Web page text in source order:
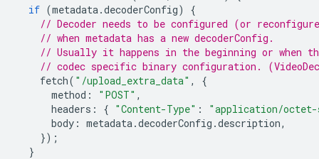
if (metadata .decoderConfig)
{
// Decoder needs to be configured (or
// when metadata has a new decoderConfig.
// Usually it happens in the beginning or when
// codec specific binary configuration.
fetch( "/upload_extra_data" ,
{
method : "POST" ,
headers : { "Content-Type" :
"application/octet-
body : metadata .decoderConfig .description,
});
}